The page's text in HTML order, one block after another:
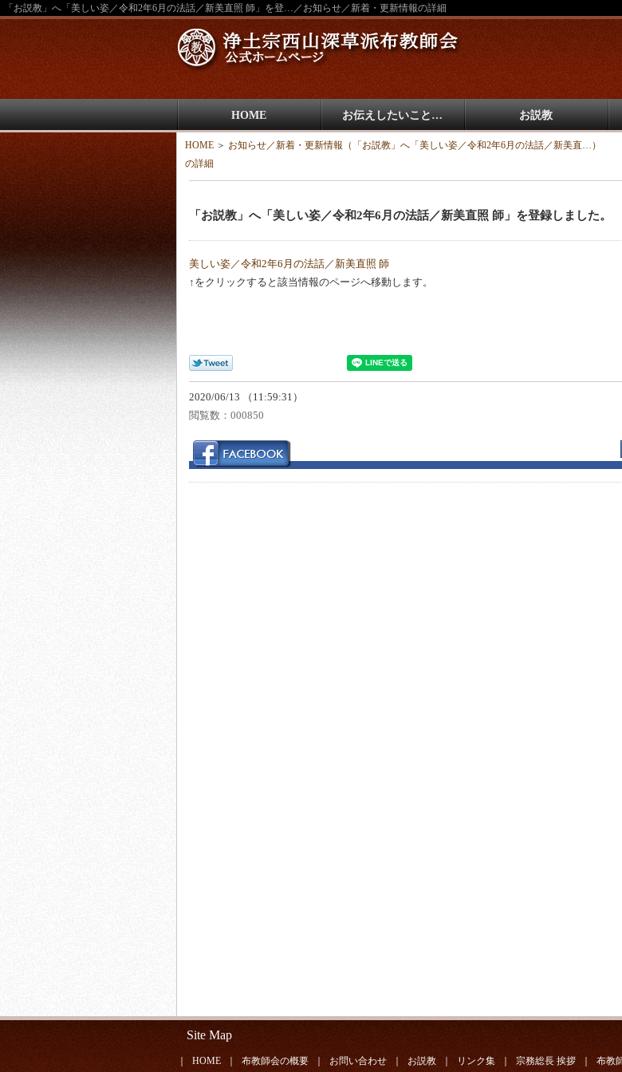
「お説教」へ「美しい姿／令和2年6月の法話／新美直照 師」を登…／お知らせ／新着・更新情報の詳細
HOME お伝えしたいこと… お説教
HOME ＞ お知らせ／新着・更新情報（「お説教」へ「美しい姿／令和2年6月の法話／新美直…）
の詳細
「お説教」へ「美しい姿／令和2年6月の法話／新美直照 師」を登録しました。
美しい姿／令和2年6月の法話／新美直照 師
↑をクリックすると該当情報のページへ移動します。
2020/06/13 （11:59:31）
閲覧数： 000850
Site Map
｜ HOME ｜ 布教師会の概要 ｜ お問い合わせ ｜ お説教 ｜ リンク集 ｜ 宗務総長 挨拶 ｜ 布教